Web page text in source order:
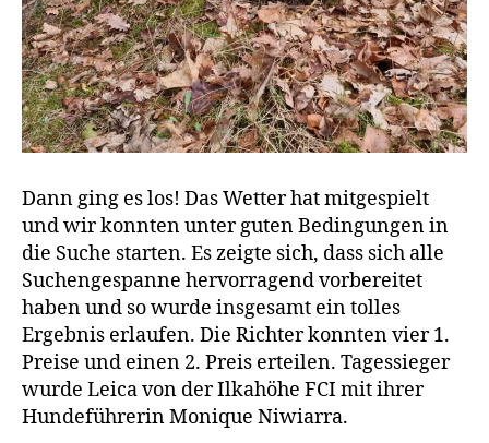
Dann ging es los! Das Wetter hat mitgespielt
und wir konnten unter guten Bedingungen in
die Suche starten. Es zeigte sich, dass sich alle
Suchengespanne hervorragend vorbereitet
haben und so wurde insgesamt ein tolles
Ergebnis erlaufen. Die Richter konnten vier 1.
Preise und einen 2. Preis erteilen. Tagessieger
wurde Leica von der Ilkahöhe FCI mit ihrer
Hundeführerin Monique Niwiarra.